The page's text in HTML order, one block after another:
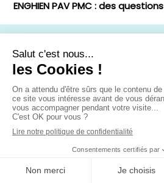
ENGHIEN PAV PMC : des
L’EAU
Quels sont les avantages à
de Gestion Publique
(GPAA) ?
Dans quel cas dois-je installer